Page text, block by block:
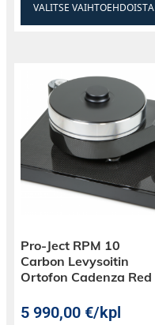
VALITSE VAIHTOEHDOISTA
Pro-Ject RPM 10
Carbon Levysoitin
Ortofon Cadenza Red
5 990,00€/kpl